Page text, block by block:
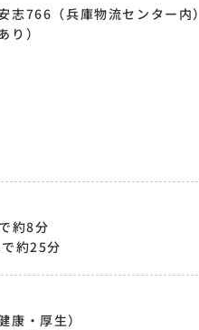
志766（兵庫物流センター内）
）
約8分
約25分
・厚生）